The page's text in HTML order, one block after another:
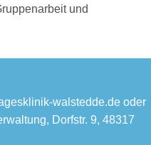
und
walstedde.de oder
Dorfstr. 9, 48317